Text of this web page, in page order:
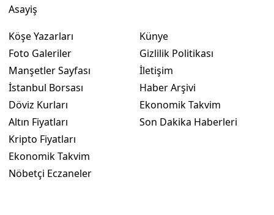
Asayiş
Köşe Yazarları
Foto Galeriler
Manşetler Sayfası
İstanbul Borsası
Döviz Kurları
Altın Fiyatları
Kripto Fiyatları
Ekonomik Takvim
Nöbetçi Eczaneler
Künye
Gizlilik Politikası
İletişim
Haber Arşivi
Ekonomik Takvim
Son Dakika Haberleri